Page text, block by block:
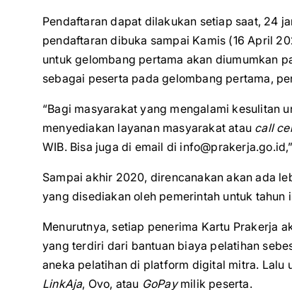
Pendaftaran dapat dilakukan setiap saat, 24
pendaftaran dibuka sampai Kamis (16 April
untuk gelombang pertama akan diumumkan
sebagai peserta pada gelombang pertama,
“Bagi masyarakat yang mengalami kesulitan
menyediakan layanan masyarakat atau call
WIB. Bisa juga di email di info@prakerja.go.id
Sampai akhir 2020, direncanakan akan ada
yang disediakan oleh pemerintah untuk tahun
Menurutnya, setiap penerima Kartu Prakerja
yang terdiri dari bantuan biaya pelatihan
aneka pelatihan di platform digital mitra. Lalu
LinkAja, Ovo, atau GoPaymilik peserta.